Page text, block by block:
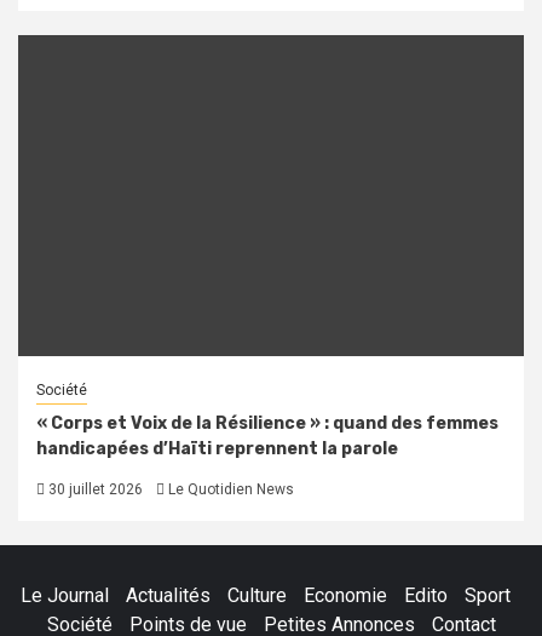
Société
« Corps et Voix de la Résilience » : quand des femmes
handicapées d’Haïti reprennent la parole
30 juillet 2026 Le Quotidien News
Le Journal Actualités Culture Economie Edito
Sport
Société
Points de vue Petites Annonces Contact